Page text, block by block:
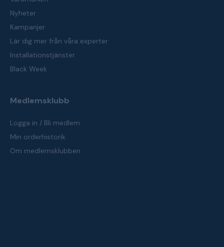
Nyheter
Kampanjer
Lär dig mer från våra experter
Installationstjänster
Black Week
Medlemsklubb
Logga in / Bli medlem
Min orderhistorik
Om medlemsklubben